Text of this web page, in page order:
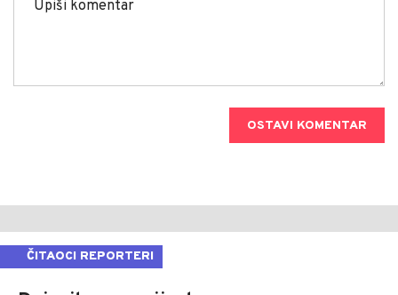
OSTAVI KOMENTAR
ČITAOCI REPORTERI